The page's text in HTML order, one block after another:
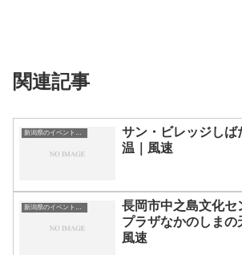
関連記事
新潟県のイベント会場一覧
サン・ビレッジしば
温｜風速
新潟県のイベント会場一覧
長岡市中之島文化セ
プラザなかのしまの
風速